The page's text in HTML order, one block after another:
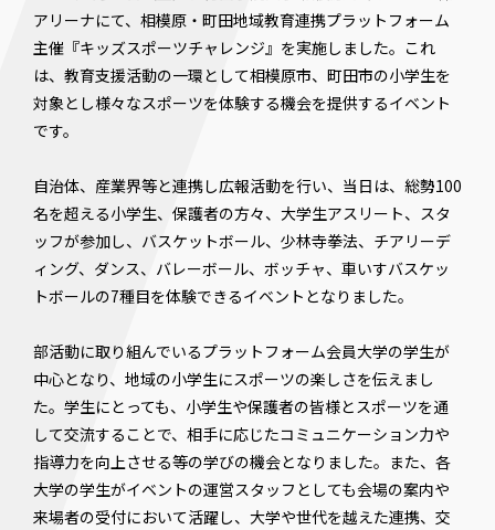
アリーナにて、相模原・町田地域教育連携プラットフォーム
主催『キッズスポーツチャレンジ』を実施しました。これ
は、教育支援活動の一環として相模原市、町田市の小学生を
対象とし様々なスポーツを体験する機会を提供するイベント
です。
自治体、産業界等と連携し広報活動を行い、当日は、総勢100
名を超える小学生、保護者の方々、大学生アスリート、スタ
ッフが参加し、バスケットボール、少林寺拳法、チアリーデ
ィング、ダンス、バレーボール、ボッチャ、車いすバスケッ
トボールの7種目を体験できるイベントとなりました。
部活動に取り組んでいるプラットフォーム会員大学の学生が
中心となり、地域の小学生にスポーツの楽しさを伝えまし
た。学生にとっても、小学生や保護者の皆様とスポーツを通
して交流することで、相手に応じたコミュニケーション力や
指導力を向上させる等の学びの機会となりました。また、各
大学の学生がイベントの運営スタッフとしても会場の案内や
来場者の受付において活躍し、大学や世代を越えた連携、交